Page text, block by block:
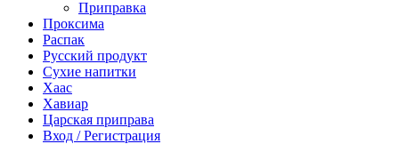
Приправка
Проксима
Распак
Русский продукт
Сухие напитки
Хаас
Хавиар
Царская приправа
Вход / Регистрация